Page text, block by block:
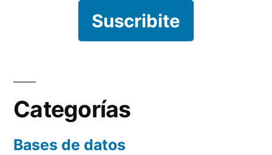
Suscribite
Categorías
Bases de datos